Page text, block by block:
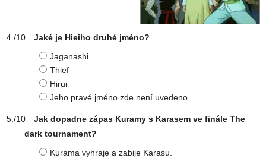
Jaké je Hieiho druhé jméno?
Jaganashi
Thief
Hirui
Jeho pravé jméno zde není uvedeno
Jak dopadne zápas Kuramy s Karasem ve finále The
dark tournament?
Kurama vyhraje a zabije Karasu.